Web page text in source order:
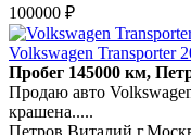
100000 ₽
Volkswagen Transporter
Пробег 145000 км,
Продаю авто
крашена.....
Петров Виталий